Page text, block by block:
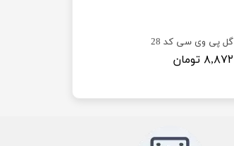
گل پی وی سی کد 28
۸,۸۷۲ تومان